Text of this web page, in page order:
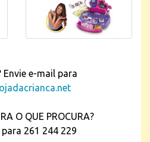
Envie e-mail para
O QUE PROCURA?
261 244 229